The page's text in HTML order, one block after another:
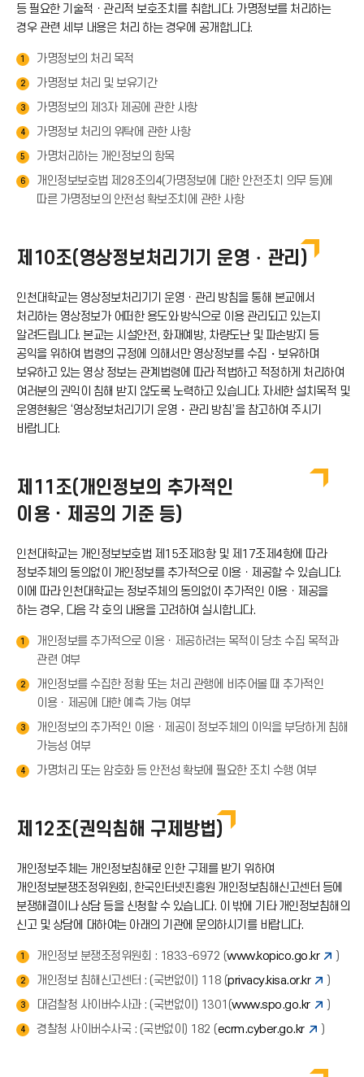
이
등 필요한 기술적ㆍ관리적 보호조치를 취합니다. 가명정보를 처리하는
경우 관련 세부 내용은 처리 하는 경우에 공개합니다.
1 가명정보의 처리 목적
2 가명정보 처리 및 보유기간
3 가명정보의 제3자 제공에 관한 사항
4 가명정보 처리의 위탁에 관한 사항
5 가명처리하는 개인정보의 항목
6
개인정보보호법 제28조의4(가명정보에 대한 안전조치 의무 등)에
따른 가명정보의 안전성 확보조치에 관한 사항
제10조(영상정보처리기기 운영・관리)
인천대학교는 영상정보처리기기 운영ㆍ관리 방침을 통해 본교에서
처리하는 영상정보가 어떠한 용도와 방식으로 이용 관리되고 있는지
알려드립니다. 본교는 시설안전, 화재예방, 차량도난 및 파손방지 등
공익을 위하여 법령의 규정에 의해서만 영상정보를 수집・보유하며
보유하고 있는 영상 정보는 관계법령에 따라 적법하고 적정하게 처리하여
여러분의 권익이 침해 받지 않도록 노력하고 있습니다. 자세한 설치목적 및
운영현황은 ‘영상정보처리기기 운영・관리 방침’을 참고하여 주시기
바랍니다.
제11조(개인정보의 추가적인
이용ㆍ제공의 기준 등)
인천대학교는 개인정보보호법 제15조제3항 및 제17조제4항에 따라
정보주체의 동의없이 개인정보를 추가적으로 이용ㆍ제공할 수 있습니다.
이에 따라 인천대학교는 정보주체의 동의없이 추가적인 이용ㆍ제공을
하는 경우, 다음 각 호의 내용을 고려하여 실시합니다.
1
개인정보를 추가적으로 이용ㆍ제공하려는 목적이 당초 수집 목적과
관련 여부
2
개인정보를 수집한 정황 또는 처리 관행에 비추어볼 때 추가적인
이용ㆍ제공에 대한 예측 가능 여부
3
개인정보의 추가적인 이용ㆍ제공이 정보주체의 이익을 부당하게 침해
가능성 여부
4 가명처리 또는 암호화 등 안전성 확보에 필요한 조치 수행 여부
제12조(권익침해 구제방법)
개인정보주체는 개인정보침해로 인한 구제를 받기 위하여
개인정보분쟁조정위원회, 한국인터넷진흥원 개인정보침해신고센터 등에
분쟁해결이나 상담 등을 신청할 수 있습니다. 이 밖에 기타 개인정보침해의
신고 및 상담에 대하여는 아래의 기관에 문의하시기를 바랍니다.
1 개인정보 분쟁조정위원회 : 1833-6972 (www.kopico.go.kr )
2 개인정보 침해신고센터 : (국번없이) 118 (privacy.kisa.or.kr )
3 대검찰청 사이버수사과 : (국번없이) 1301(www.spo.go.kr )
4 경찰청 사이버수사국 : (국번없이) 182 (ecrm.cyber.go.kr )